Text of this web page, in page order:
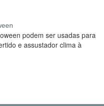
podem ser usadas para
e assustador clima à